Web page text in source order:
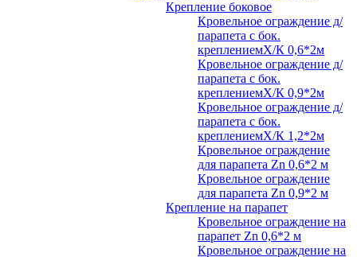
Крепление боковое
Кровельное ограждение д/
парапета с бок.
креплениемХ/К 0,6*2м
Кровельное ограждение д/
парапета с бок.
креплениемХ/К 0,9*2м
Кровельное ограждение д/
парапета с бок.
креплениемХ/К 1,2*2м
Кровельное ограждение
для парапета Zn 0,6*2 м
Кровельное ограждение
для парапета Zn 0,9*2 м
Крепление на парапет
Кровельное ограждение на
парапет Zn 0,6*2 м
Кровельное ограждение на